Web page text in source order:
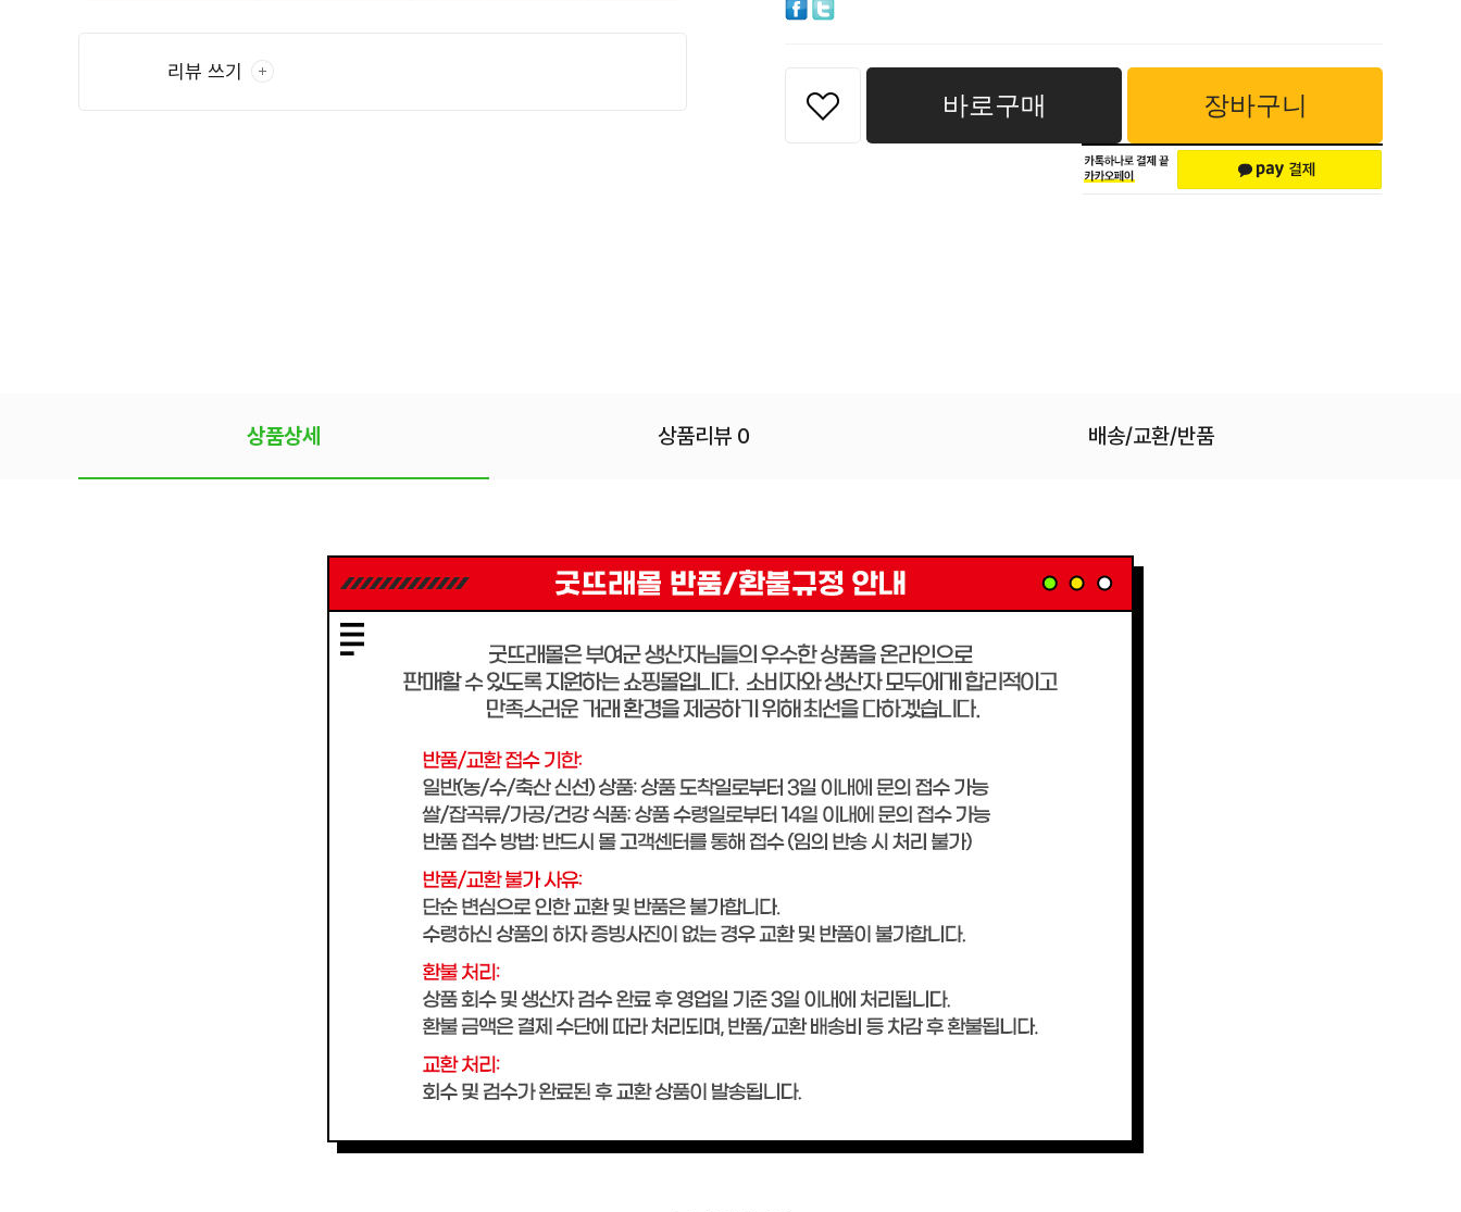
리뷰 쓰기
바로구매 장바구니
상품상세 상품리뷰 0 배송/교환/반품